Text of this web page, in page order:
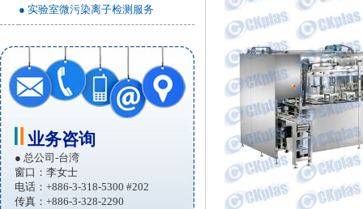
● 实验室微污染离子检测服务
业务咨询
● 总公司-台湾
窗口：李女士
电话：+886-3-318-5300 #202
传真：+886-3-328-2290